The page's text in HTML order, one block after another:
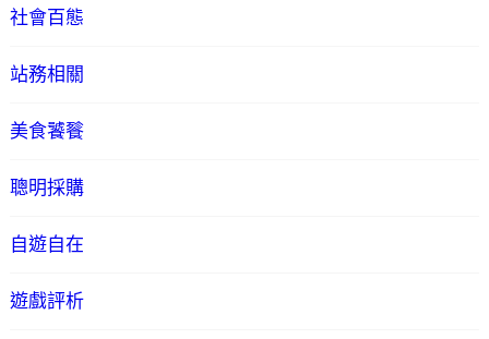
社會百態
站務相關
美食饕餮
聰明採購
自遊自在
遊戲評析